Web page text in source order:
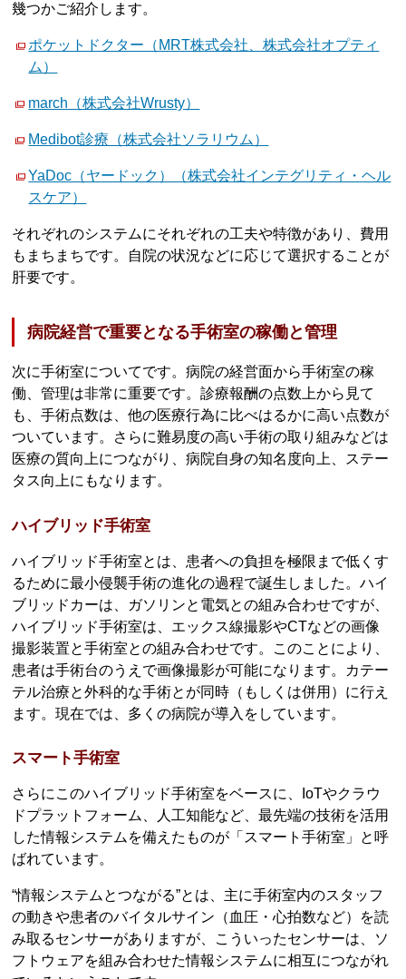
幾つかご紹介します。
ポケットドクター（MRT株式会社、株式会社オプティ
ム）
march（株式会社Wrusty）
Medibot診療（株式会社ソラリウム）
YaDoc（ヤードック）（株式会社インテグリティ・ヘル
スケア）
それぞれのシステムにそれぞれの工夫や特徴があり、費用
もまちまちです。自院の状況などに応じて選択することが
肝要です。
病院経営で重要となる手術室の稼働と管理
次に手術室についてです。病院の経営面から手術室の稼
働、管理は非常に重要です。診療報酬の点数上から見て
も、手術点数は、他の医療行為に比べはるかに高い点数が
ついています。さらに難易度の高い手術の取り組みなどは
医療の質向上につながり、病院自身の知名度向上、ステー
タス向上にもなります。
ハイブリッド手術室
ハイブリッド手術室とは、患者への負担を極限まで低くす
るために最小侵襲手術の進化の過程で誕生しました。ハイ
ブリッドカーは、ガソリンと電気との組み合わせですが、
ハイブリッド手術室は、エックス線撮影やCTなどの画像
撮影装置と手術室との組み合わせです。このことにより、
患者は手術台のうえで画像撮影が可能になります。カテー
テル治療と外科的な手術とが同時（もしくは併用）に行え
ます。現在では、多くの病院が導入をしています。
スマート手術室
さらにこのハイブリッド手術室をベースに、IoTやクラウ
ドプラットフォーム、人工知能など、最先端の技術を活用
した情報システムを備えたものが「スマート手術室」と呼
ばれています。
“情報システムとつながる”とは、主に手術室内のスタッフ
の動きや患者のバイタルサイン（血圧・心拍数など）を読
み取るセンサーがありますが、こういったセンサーは、ソ
フトウェアを組み合わせた情報システムに相互につながれ